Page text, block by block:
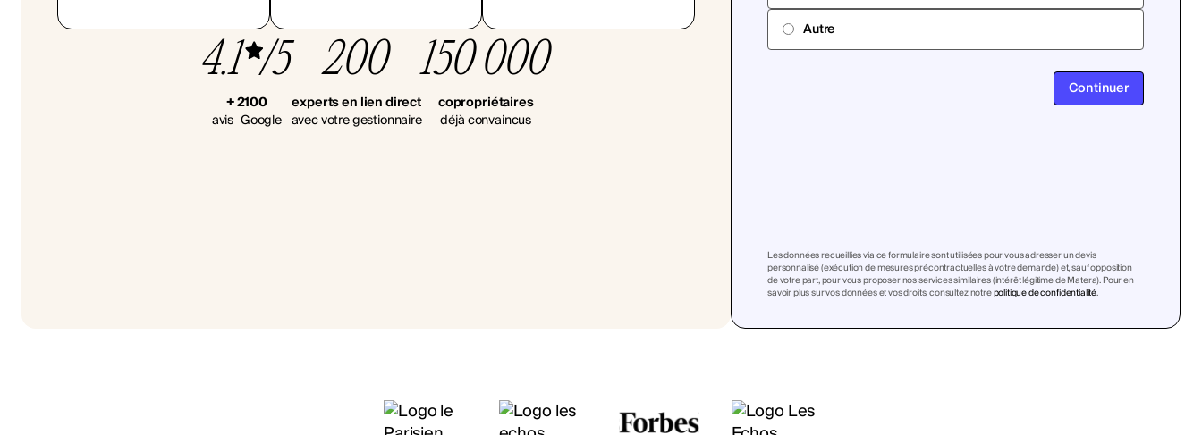
4.1 /5
+ 2100
avis Google
200
experts en lien direct
avec votre gestionnaire
150 000
copropriétaires
déjà convaincus
Autre
Continuer
Les données recueillies via ce formulaire sont utilisées pour vous adresser un devis
personnalisé (exécution de mesures précontractuelles à votre demande) et, sauf opposition
de votre part, pour vous proposer nos services similaires (intérêt légitime de Matera). Pour en
savoir plus sur vos données et vos droits, consultez notrepolitique de confidentialité.